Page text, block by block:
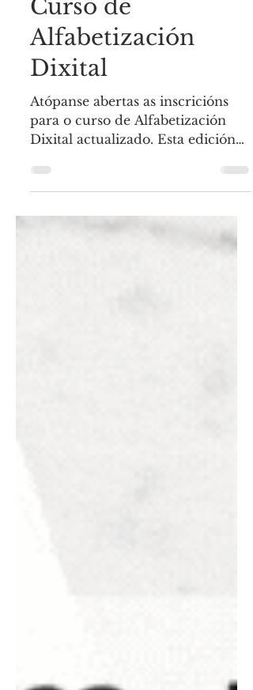
Centro C-S Xoán XXIII
Inscricións abertas!
Curso de
Alfabetización
Dixital
Atópanse abertas as inscricións
contará como extra, con todos os